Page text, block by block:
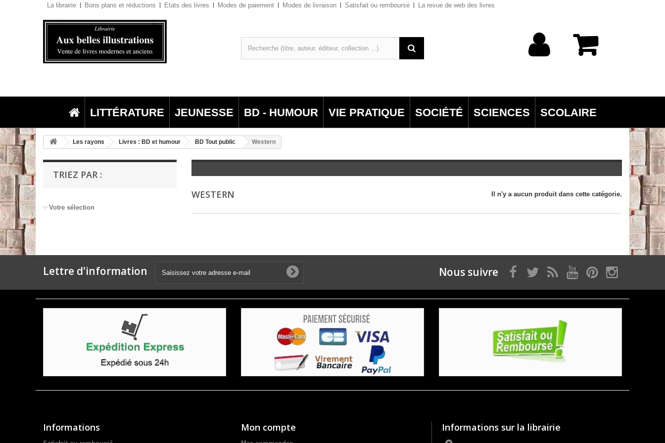
La librairie Bons plans et réductions Etats des livres Modes de paiement Modes de livraison Satisfait ou remboursé La revue de web des livres
LITTÉRATURE JEUNESSE BD - HUMOUR VIE PRATIQUE SOCIÉTÉ SCIENCES SCOLAIRE
Les rayons Livres : BD et humour BD Tout public Western
TRIEZ PAR :
Votre sélection
WESTERN Il n'y a aucun produit dans cette catégorie.
Lettre d'information Nous suivre
Informations Mon compte Informations sur la librairie